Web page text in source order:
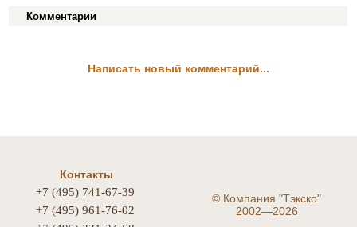
Комментарии
Написать новый комментарий...
Контакты
+7 (495) 741-67-39
+7 (495) 961-76-02
© Компания "Тэкско"
2002—2026